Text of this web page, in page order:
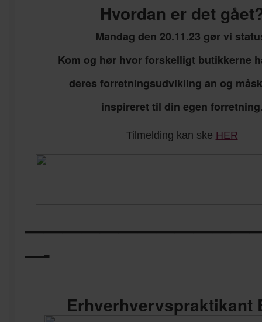
Hvordan er det
Mandag den 20.11.23 gør vi
Kom og hør hvor forskelligt butikkerne
deres forretningsudvikling an og
inspireret til din egen
Tilmelding kan ske HER
—-
Erhverhvervspraktikant